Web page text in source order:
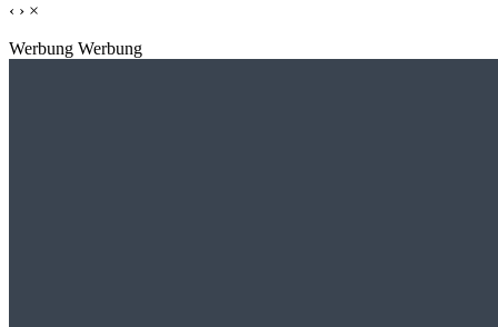
‹ › ×
Werbung Werbung